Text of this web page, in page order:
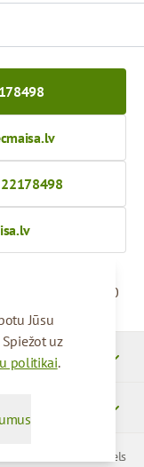
Jūsu
uz
politikai.
09:00 - 17:00
© 2026 SIA Parcels